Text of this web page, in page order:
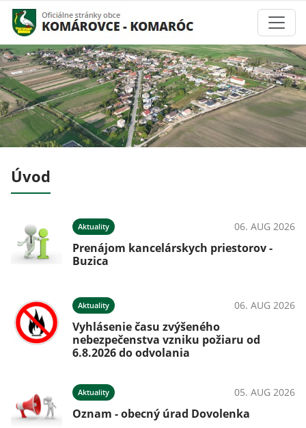
Úvod
Aktuality 06. AUG 2026
Prenájom kancelárskych priestorov -
Buzica
Aktuality 06. AUG 2026
Vyhlásenie času zvýšeného
nebezpečenstva vzniku požiaru od
6.8.2026 do odvolania
Aktuality 05. AUG 2026
Oznam - obecný úrad Dovolenka